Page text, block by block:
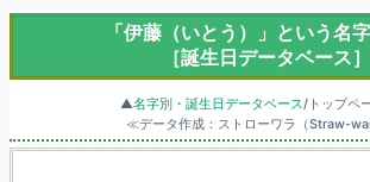
「伊藤（いとう）」という名
［誕生日データベース］
▲名字別・誕生日データベース/トップペ
≪データ作成：ストローワラ（Straw-